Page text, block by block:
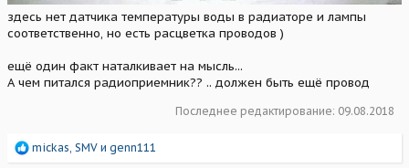
здесь нет датчика температуры воды в радиаторе и лампы
соответственно, но есть расцветка проводов )
ещё один факт наталкивает на мысль...
А чем питался радиоприемник?? .. должен быть ещё провод
Последнее редактирование: 09.08.2018
Р
mickas, SMV и genn111